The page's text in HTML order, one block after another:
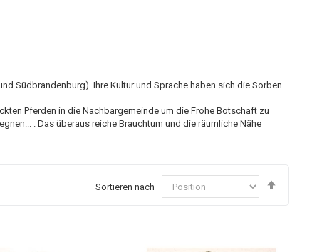
Südbrandenburg). Ihre Kultur und Sprache haben sich die Sorben
Pferden in die Nachbargemeinde um die Frohe Botschaft zu
. Das überaus reiche Brauchtum und die räumliche Nähe
Sortieren nach